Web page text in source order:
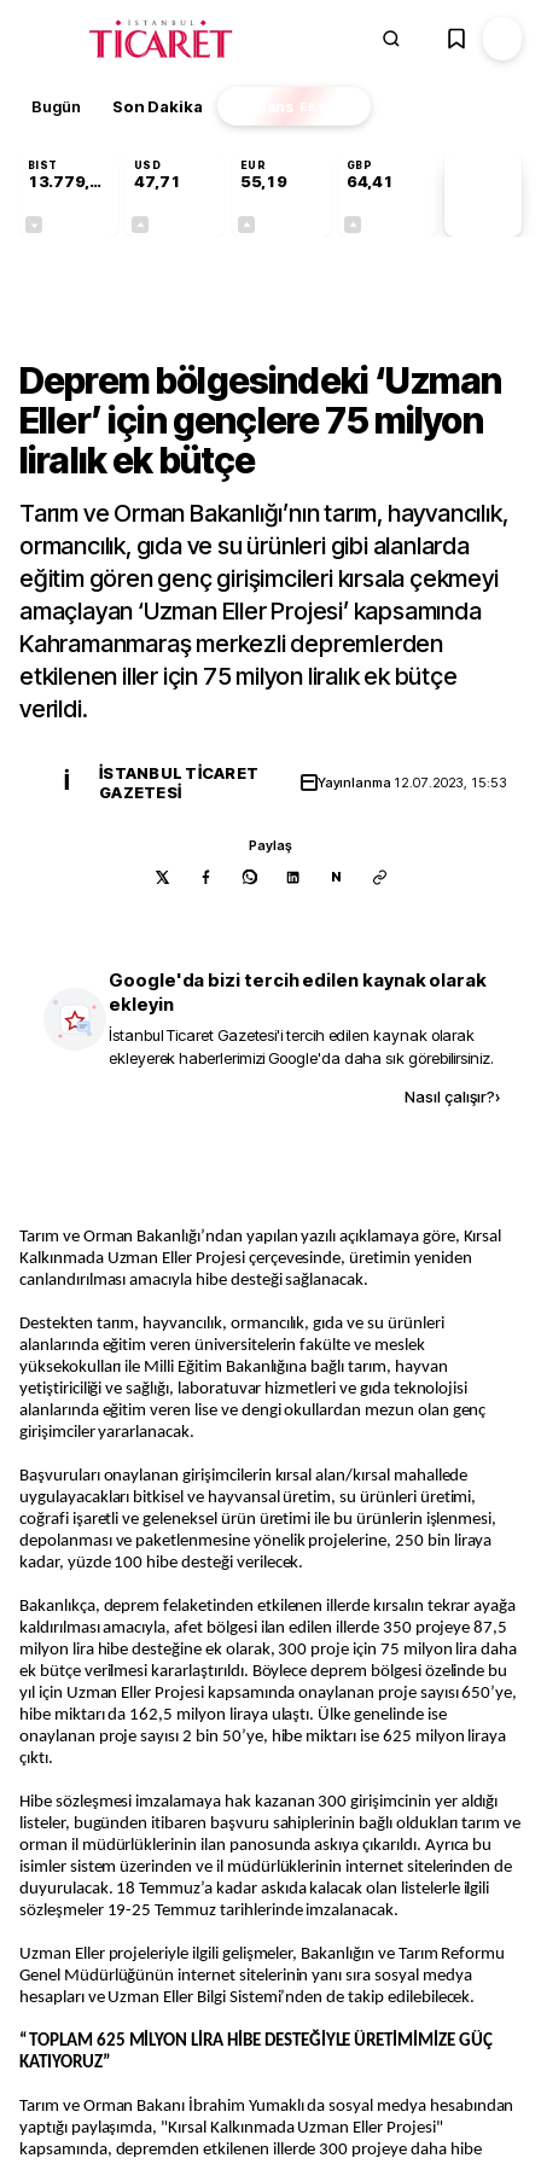
Bugün Son Dakika Finans EKSTRA
BIST
13.779,39
USD
47,71
EUR
55,19
GBP
64,41
Deprem bölgesindeki ‘Uzman
Eller’ için gençlere 75 milyon
liralık ek bütçe
Tarım ve Orman Bakanlığı’nın tarım, hayvancılık,
ormancılık, gıda ve su ürünleri gibi alanlarda
eğitim gören genç girişimcileri kırsala çekmeyi
amaçlayan ‘Uzman Eller Projesi’ kapsamında
Kahramanmaraş merkezli depremlerden
etkilenen iller için 75 milyon liralık ek bütçe
verildi.
İ
İSTANBUL TICARET
GAZETESI
Yayınlanma 12.07.2023, 15:53
Paylaş
N
Google'da bizi tercih edilen kaynak olarak
ekleyin
İstanbul Ticaret Gazetesi'i tercih edilen kaynak olarak
ekleyerek haberlerimizi Google'da daha sık görebilirsiniz.
Nasıl çalışır?›
Tarım ve Orman Bakanlığı’ndan yapılan yazılı açıklamaya göre, Kırsal
Kalkınmada Uzman Eller Projesi çerçevesinde, üretimin yeniden
canlandırılması amacıyla hibe desteği sağlanacak.
Destekten tarım, hayvancılık, ormancılık, gıda ve su ürünleri
alanlarında eğitim veren üniversitelerin fakülte ve meslek
yüksekokulları ile Milli Eğitim Bakanlığına bağlı tarım, hayvan
yetiştiriciliği ve sağlığı, laboratuvar hizmetleri ve gıda teknolojisi
alanlarında eğitim veren lise ve dengi okullardan mezun olan genç
girişimciler yararlanacak.
Başvuruları onaylanan girişimcilerin kırsal alan/kırsal mahallede
uygulayacakları bitkisel ve hayvansal üretim, su ürünleri üretimi,
coğrafi işaretli ve geleneksel ürün üretimi ile bu ürünlerin işlenmesi,
depolanması ve paketlenmesine yönelik projelerine, 250 bin liraya
kadar, yüzde 100 hibe desteği verilecek.
Bakanlıkça, deprem felaketinden etkilenen illerde kırsalın tekrar ayağa
kaldırılması amacıyla, afet bölgesi ilan edilen illerde 350 projeye 87,5
milyon lira hibe desteğine ek olarak, 300 proje için 75 milyon lira daha
ek bütçe verilmesi kararlaştırıldı. Böylece deprem bölgesi özelinde bu
yıl için Uzman Eller Projesi kapsamında onaylanan proje sayısı 650’ye,
hibe miktarı da 162,5 milyon liraya ulaştı. Ülke genelinde ise
onaylanan proje sayısı 2 bin 50’ye, hibe miktarı ise 625 milyon liraya
çıktı.
Hibe sözleşmesi imzalamaya hak kazanan 300 girişimcinin yer aldığı
listeler, bugünden itibaren başvuru sahiplerinin bağlı oldukları tarım ve
orman il müdürlüklerinin ilan panosunda askıya çıkarıldı. Ayrıca bu
isimler sistem üzerinden ve il müdürlüklerinin internet sitelerinden de
duyurulacak. 18 Temmuz’a kadar askıda kalacak olan listelerle ilgili
sözleşmeler 19-25 Temmuz tarihlerinde imzalanacak.
Uzman Eller projeleriyle ilgili gelişmeler, Bakanlığın ve Tarım Reformu
Genel Müdürlüğünün internet sitelerinin yanı sıra sosyal medya
hesapları ve Uzman Eller Bilgi Sistemi’nden de takip edilebilecek.
“TOPLAM 625 MİLYON LİRA HİBE DESTEĞİYLE ÜRETİMİMİZE GÜÇ
KATIYORUZ”
Tarım ve Orman Bakanı İbrahim Yumaklı da sosyal medya hesabından
yaptığı paylaşımda, "Kırsal Kalkınmada Uzman Eller Projesi"
kapsamında, depremden etkilenen illerde 300 projeye daha hibe